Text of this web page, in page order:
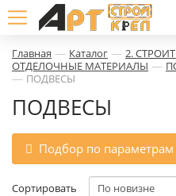
Главная — Каталог — 2.
ОТДЕЛОЧНЫЕ МАТЕРИАЛЫ —
— ПОДВЕСЫ
ПОДВЕСЫ
Подбор по параметрам
Сортировать